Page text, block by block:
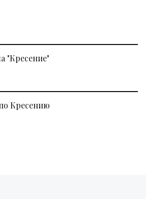
"Кресение"
Кресению